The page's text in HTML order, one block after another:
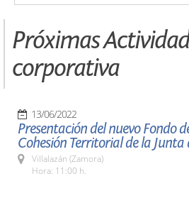
Próximas
corporativa
13/06/2022
Presentación del nuevo Fondo
Cohesión Territorial de la Junta
Villalazán (Zamora)
Hora: 11:00 h.